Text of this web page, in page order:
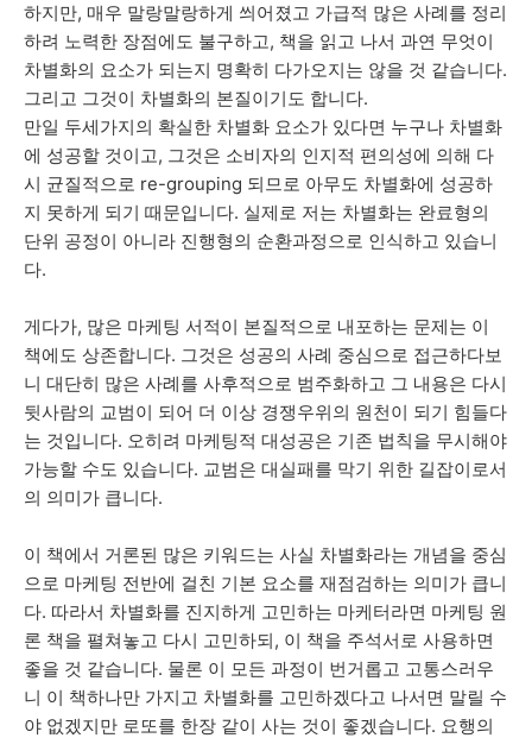
하지만, 매우 말랑말랑하게 씌어졌고 가급적 많은 사례를 정리
하려 노력한 장점에도 불구하고, 책을 읽고 나서 과연 무엇이
차별화의 요소가 되는지 명확히 다가오지는 않을 것 같습니다.
그리고 그것이 차별화의 본질이기도 합니다.
만일 두세가지의 확실한 차별화 요소가 있다면 누구나 차별화
에 성공할 것이고, 그것은 소비자의 인지적 편의성에 의해 다
시 균질적으로 re-grouping 되므로 아무도 차별화에 성공하
지 못하게 되기 때문입니다. 실제로 저는 차별화는 완료형의
단위 공정이 아니라 진행형의 순환과정으로 인식하고 있습니
다.
게다가, 많은 마케팅 서적이 본질적으로 내포하는 문제는 이
책에도 상존합니다. 그것은 성공의 사례 중심으로 접근하다보
니 대단히 많은 사례를 사후적으로 범주화하고 그 내용은 다시
뒷사람의 교범이 되어 더 이상 경쟁우위의 원천이 되기 힘들다
는 것입니다. 오히려 마케팅적 대성공은 기존 법칙을 무시해야
가능할 수도 있습니다. 교범은 대실패를 막기 위한 길잡이로서
의 의미가 큽니다.
이 책에서 거론된 많은 키워드는 사실 차별화라는 개념을 중심
으로 마케팅 전반에 걸친 기본 요소를 재점검하는 의미가 큽니
다. 따라서 차별화를 진지하게 고민하는 마케터라면 마케팅 원
론 책을 펼쳐놓고 다시 고민하되, 이 책을 주석서로 사용하면
좋을 것 같습니다. 물론 이 모든 과정이 번거롭고 고통스러우
니 이 책하나만 가지고 차별화를 고민하겠다고 나서면 말릴 수
야 없겠지만 로또를 한장 같이 사는 것이 좋겠습니다. 요행의